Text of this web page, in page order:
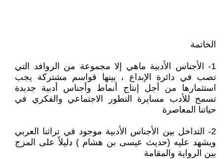
الخاتمة
1- الأجناس الأدبية ماهي إلا مجموعة من الروافد التي
تصب في دائرة الإبداع ، بينها قواسم مشتركة يجب
استثمارها من أجل إنتاج أنماط وأجناس أدبية جديدة
تسمح للأدب مسايرة التطور الاجتماعي والفكري في
حياتنا المعاصرة
2- التداخل بين الأجناس الأدبية موجود في تراثنا العربي
ويشهد عليه (حديث عيسى بن هشام ) دليلاً على المزج
بين الرواية والمقامة